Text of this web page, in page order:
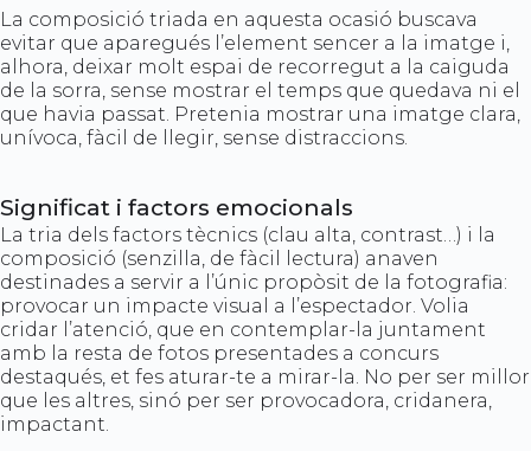
La composició triada en aquesta ocasió buscava
evitar que aparegués l’element sencer a la imatge i,
alhora, deixar molt espai de recorregut a la caiguda
de la sorra, sense mostrar el temps que quedava ni el
que havia passat. Pretenia mostrar una imatge clara,
unívoca, fàcil de llegir, sense distraccions.
Significat i factors emocionals
La tria dels factors tècnics (clau alta, contrast…) i la
composició (senzilla, de fàcil lectura) anaven
destinades a servir a l’únic propòsit de la fotografia:
provocar un impacte visual a l’espectador. Volia
cridar l’atenció, que en contemplar-la juntament
amb la resta de fotos presentades a concurs
destaqués, et fes aturar-te a mirar-la. No per ser millor
que les altres, sinó per ser provocadora, cridanera,
impactant.